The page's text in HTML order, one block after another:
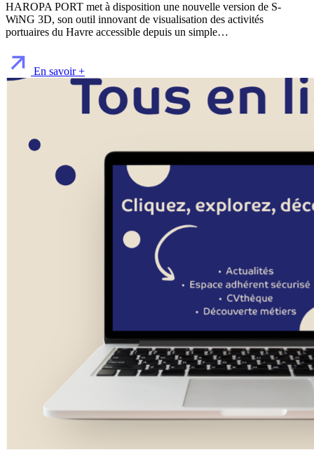
HAROPA PORT met à disposition une nouvelle version de S-
WiNG 3D, son outil innovant de visualisation des activités
portuaires du Havre accessible depuis un simple…
En savoir +